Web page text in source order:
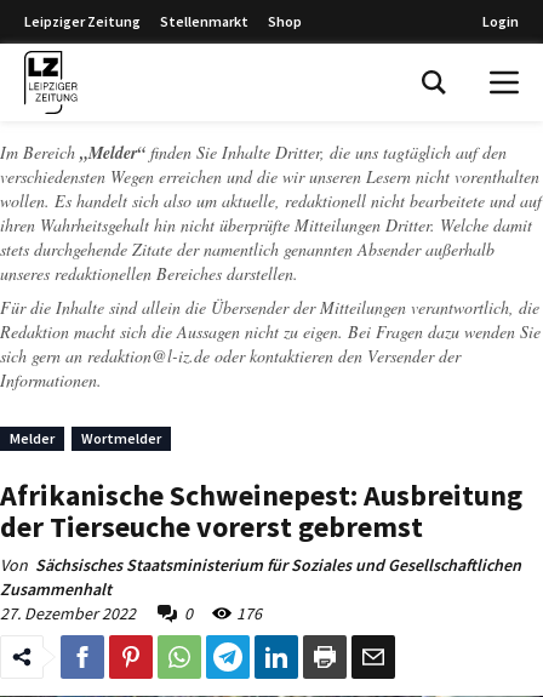
Leipziger Zeitung Stellenmarkt Shop Login
Im Bereich „Melder“ finden Sie Inhalte Dritter, die uns tagtäglich auf den
verschiedensten Wegen erreichen und die wir unseren Lesern nicht vorenthalten
wollen. Es handelt sich also um aktuelle, redaktionell nicht bearbeitete und auf
ihren Wahrheitsgehalt hin nicht überprüfte Mitteilungen Dritter. Welche damit
stets durchgehende Zitate der namentlich genannten Absender außerhalb
unseres redaktionellen Bereiches darstellen.
Für die Inhalte sind allein die Übersender der Mitteilungen verantwortlich, die
Redaktion macht sich die Aussagen nicht zu eigen. Bei Fragen dazu wenden Sie
sich gern an redaktion@l-iz.de oder kontaktieren den Versender der
Informationen.
Melder Wortmelder
Afrikanische Schweinepest: Ausbreitung
der Tierseuche vorerst gebremst
Von Sächsisches Staatsministerium für Soziales und Gesellschaftlichen
Zusammenhalt
27. Dezember 2022
0 176